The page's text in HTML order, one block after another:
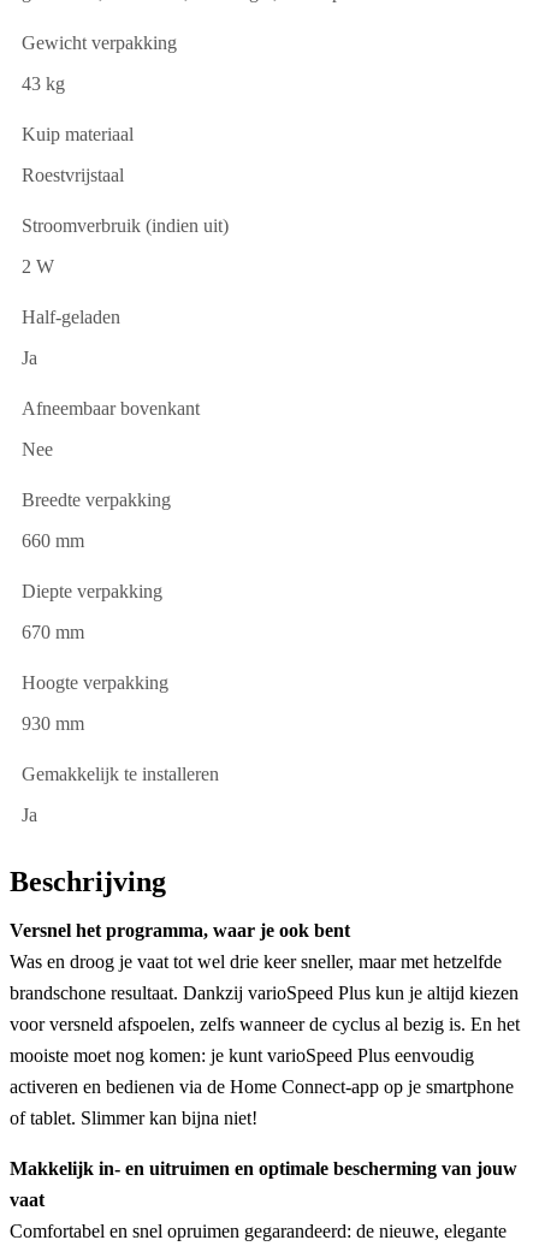
Gewicht verpakking
43 kg
Kuip materiaal
Roestvrijstaal
Stroomverbruik (indien uit)
2 W
Half-geladen
Ja
Afneembaar bovenkant
Nee
Breedte verpakking
660 mm
Diepte verpakking
670 mm
Hoogte verpakking
930 mm
Gemakkelijk te installeren
Ja
Beschrijving
Versnel het programma, waar je ook bent
Was en droog je vaat tot wel drie keer sneller, maar met hetzelfde
brandschone resultaat. Dankzij varioSpeed Plus kun je altijd kiezen
voor versneld afspoelen, zelfs wanneer de cyclus al bezig is. En het
mooiste moet nog komen: je kunt varioSpeed Plus eenvoudig
activeren en bedienen via de Home Connect-app op je smartphone
of tablet. Slimmer kan bijna niet!
Makkelijk in- en uitruimen en optimale bescherming van jouw
vaat
Comfortabel en snel opruimen gegarandeerd: de nieuwe, elegante